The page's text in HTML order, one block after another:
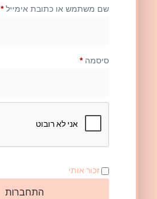
שם משתמש או כתובת אימייל*
סיסמה*
זכור אותי
התחברות